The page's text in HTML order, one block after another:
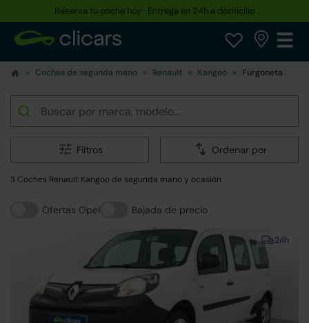
Reserva tu coche hoy · Entrega en 24h a domicilio
Coches de segunda mano Renault Kangoo Furgoneta
Filtros Ordenar por
3 Coches Renault Kangoo de segunda mano y ocasión
Ofertas Opel Bajada de precio
24h